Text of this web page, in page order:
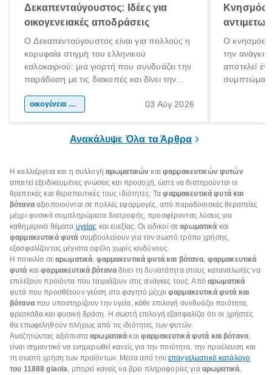
Δεκαπενταύγουστος: Ιδέες για
οικογενειακές αποδράσεις
Ο Δεκαπενταύγουστος είναι για πολλούς η
κορυφαία στιγμή του ελληνικού
καλοκαιριού: μια γιορτή που συνδυάζει την
παράδοση με τις διακοπές και δίνει την
χώρας. Είτε πρόκειται για λίγες μέρες
οικογένεια & παιδί 03 Αύγ 2026
Κνησμός:
Ο κνησμός
την ανάγκη
αποτελεί
Ανακάλυψε Όλα τα Άρθρα
Η καλλιέργεια και η συλλογή αρωματικών καιφαρμακευτικών φυτών
απαιτεί εξειδικευμένες γνώσεις και προσοχή, ώστε να διατηρούνται οι
θρεπτικές και θεραπευτικές τους ιδιότητες. Ταφαρμακευτικά φυτά και
βότανααξιοποιούνται σε πολλές εφαρμογές, από παραδοσιακές θεραπείες
μέχρι φυσικά συμπληρώματα διατροφής, προσφέροντας λύσεις για
καθημερινά θέματα υγείας και ευεξίας. Οι ειδικοί σεαρωματικά και
φαρμακευτικά φυτά συμβουλεύουν για τον σωστό τρόπο χρήσης,
εξασφαλίζοντας μέγιστα οφέλη χωρίς κινδύνους.
Η ποικιλία σε αρωματικά, φαρμακευτικά φυτά και βότανα, φαρμακευτικά
φυτά καιφαρμακευτικά βόταναδίνει τη δυνατότητα στους καταναλωτές να
επιλέξουν προϊόντα που ταιριάζουν στις ανάγκες τους. Από αρωματικά
φυτά που προσθέτουν γεύση στο φαγητό μέχριφαρμακευτικά φυτά και
βόταναπου υποστηρίζουν την υγεία, κάθε επιλογή συνδυάζει ποιότητα,
φρεσκάδα και φυσική δράση. Η σωστή επιλογή εξασφαλίζει ότι οι χρήστες
θα επωφεληθούν πλήρως από τις ιδιότητες των φυτών.
Αναζητώντας αξιόπιστααρωματικά καιφαρμακευτικά φυτά και βότανα,
είναι σημαντικό να ενημερωθεί κανείς για την ποιότητα, την προέλευση και
τη σωστή χρήση των προϊόντων. Μέσα από τονεπαγγελματικό κατάλογο
του 11888 giaola, μπορεί κανείς να βρει πληροφορίες για αρωματικά,